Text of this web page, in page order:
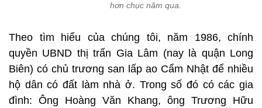
hơn chục năm qua.
Theo tìm hiểu của chúng tôi, năm 1986, chính
quyền UBND thị trấn Gia Lâm (nay là quận Long
Biên) có chủ trương san lấp ao Cẩm Nhật để nhiều
hộ dân có đất làm nhà ở. Trong số đó có các gia
đình: Ông Hoàng Văn Khang, ông Trương Hữu